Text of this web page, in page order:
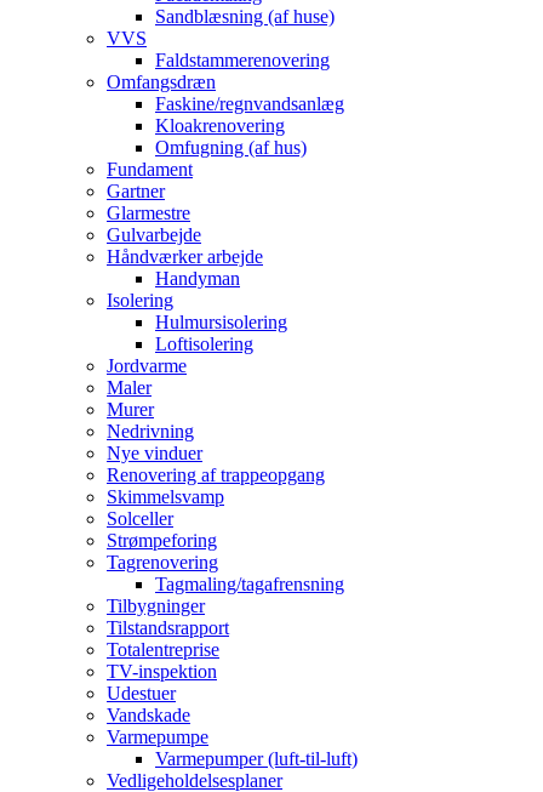
Sandblæsning (af huse)
VVS
Faldstammerenovering
Omfangsdræn
Faskine/regnvandsanlæg
Kloakrenovering
Omfugning (af hus)
Fundament
Gartner
Glarmestre
Gulvarbejde
Håndværker arbejde
Handyman
Isolering
Hulmursisolering
Loftisolering
Jordvarme
Maler
Murer
Nedrivning
Nye vinduer
Renovering af trappeopgang
Skimmelsvamp
Solceller
Strømpeforing
Tagrenovering
Tagmaling/tagafrensning
Tilbygninger
Tilstandsrapport
Totalentreprise
TV-inspektion
Udestuer
Vandskade
Varmepumpe
Varmepumper (luft-til-luft)
Vedligeholdelsesplaner